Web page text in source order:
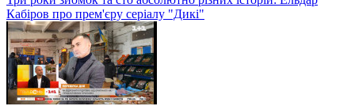
Кабіров про прем'єру серіалу "Дикі"